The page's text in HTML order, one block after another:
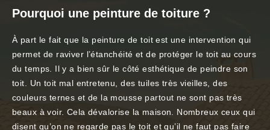
Pourquoi une peinture de toiture ?
À part le fait que la peinture de toit est une intervention qui
permet de raviver l’étanchéité et de protéger le toit au cours
du temps. Il y a bien sûr le côté esthétique de peindre son
toit. Un toit mal entretenu, des tuiles très vieilles, des
couleurs ternes et de la mousse partout ne sont pas très
beaux à voir. Cela dévalorise la maison. Nombreux ceux qui
disent qu’on ne regarde pas le toit et qu’il ne faut pas faire